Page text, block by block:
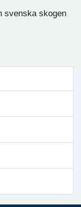
svenska skogen